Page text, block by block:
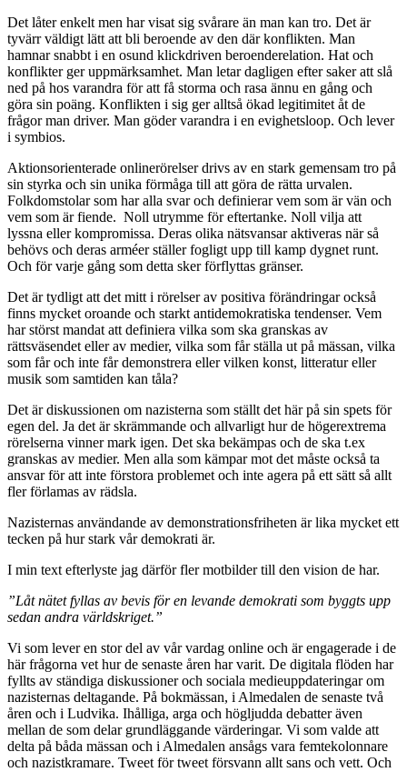
Det låter enkelt men har visat sig svårare än man kan tro. Det är
tyvärr väldigt lätt att bli beroende av den där konflikten. Man
hamnar snabbt i en osund klickdriven beroenderelation. Hat och
konflikter ger uppmärksamhet. Man letar dagligen efter saker att slå
ned på hos varandra för att få storma och rasa ännu en gång och
göra sin poäng. Konflikten i sig ger alltså ökad legitimitet åt de
frågor man driver. Man göder varandra i en evighetsloop. Och lever
i symbios.
Aktionsorienterade onlinerörelser drivs av en stark gemensam tro på
sin styrka och sin unika förmåga till att göra de rätta urvalen.
Folkdomstolar som har alla svar och definierar vem som är vän och
vem som är fiende. Noll utrymme för eftertanke. Noll vilja att
lyssna eller kompromissa. Deras olika nätsvansar aktiveras när så
behövs och deras arméer ställer fogligt upp till kamp dygnet runt.
Och för varje gång som detta sker förflyttas gränser.
Det är tydligt att det mitt i rörelser av positiva förändringar också
finns mycket oroande och starkt antidemokratiska tendenser. Vem
har störst mandat att definiera vilka som ska granskas av
rättsväsendet eller av medier, vilka som får ställa ut på mässan, vilka
som får och inte får demonstrera eller vilken konst, litteratur eller
musik som samtiden kan tåla?
Det är diskussionen om nazisterna som ställt det här på sin spets för
egen del. Ja det är skrämmande och allvarligt hur de högerextrema
rörelserna vinner mark igen. Det ska bekämpas och de ska t.ex
granskas av medier. Men alla som kämpar mot det måste också ta
ansvar för att inte förstora problemet och inte agera på ett sätt så allt
fler förlamas av rädsla.
Nazisternas användande av demonstrationsfriheten är lika mycket ett
tecken på hur stark vår demokrati är.
I min text efterlyste jag därför fler motbilder till den vision de har.
”Låt nätet fyllas av bevis för en levande demokrati som byggts upp
sedan andra världskriget.”
Vi som lever en stor del av vår vardag online och är engagerade i de
här frågorna vet hur de senaste åren har varit. De digitala flöden har
fyllts av ständiga diskussioner och sociala medieuppdateringar om
nazisternas deltagande. På bokmässan, i Almedalen de senaste två
åren och i Ludvika. Ihålliga, arga och högljudda debatter även
mellan de som delar grundläggande värderingar. Vi som valde att
delta på båda mässan och i Almedalen ansågs vara femtekolonnare
och nazistkramare. Tweet för tweet försvann allt sans och vett. Och